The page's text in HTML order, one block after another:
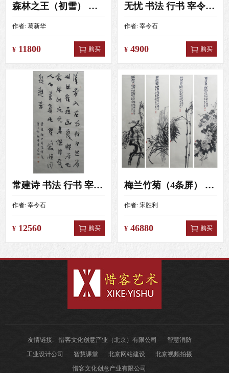
森林之王（初雪） 葛新华 （138x69）
作者: 葛新华
¥ 11800 购买
无忧 书法 行书 宰令石 （108X35）
作者: 宰令石
¥ 4900 购买
常建诗 书法 行书 宰令石 4尺（138X69）
作者: 宰令石
¥ 12560 购买
梅兰竹菊（4条屏） 宋胜利 4尺对开（138X34）
作者: 宋胜利
¥ 46880 购买
友情链接: 惜客文化创意产业（北京）有限公司
智慧消防
工业设计公司
智慧课堂 北京网站建设
北京视频拍摄
惜客文化创意产业有限公司